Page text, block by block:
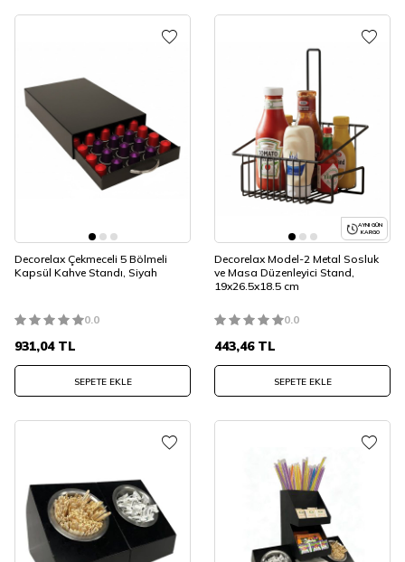
Decorelax Çekmeceli 5 Bölmeli
Kapsül Kahve Standı, Siyah
0.0
931,04TL
SEPETE EKLE
AYNI GÜN
KARGO
Decorelax Model-2 Metal Sosluk
ve Masa Düzenleyici Stand,
19x26.5x18.5 cm
0.0
443,46TL
SEPETE EKLE